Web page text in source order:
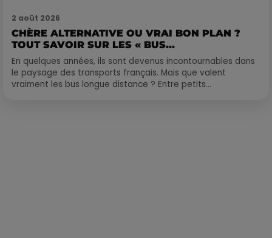
2 août 2026
CHÈRE ALTERNATIVE OU VRAI BON PLAN ?
TOUT SAVOIR SUR LES « BUS...
En quelques années, ils sont devenus incontournables dans
le paysage des transports français. Mais que valent
vraiment les bus longue distance ? Entre petits...